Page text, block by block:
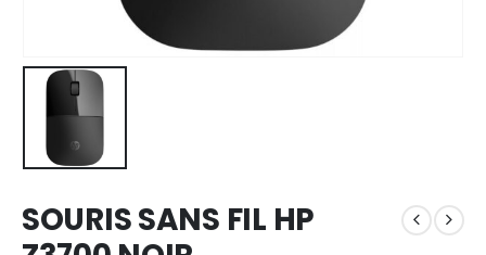
SOURIS SANS FIL HP